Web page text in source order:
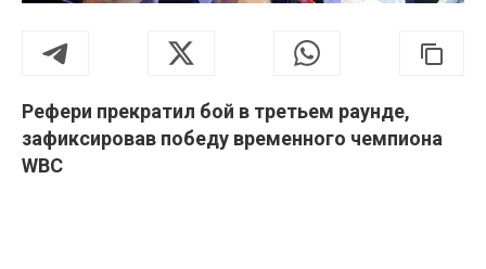
Рефери прекратил бой в третьем раунде,
зафиксировав победу временного чемпиона
WBC